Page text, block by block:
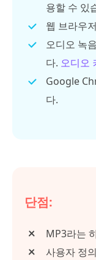
용할 수 있
웹 브라우
오디오 녹
다. 오디오
Google
다.
단점:
MP3라는
사용자 정